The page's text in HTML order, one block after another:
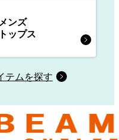
メンズ
トップス
テムを探す